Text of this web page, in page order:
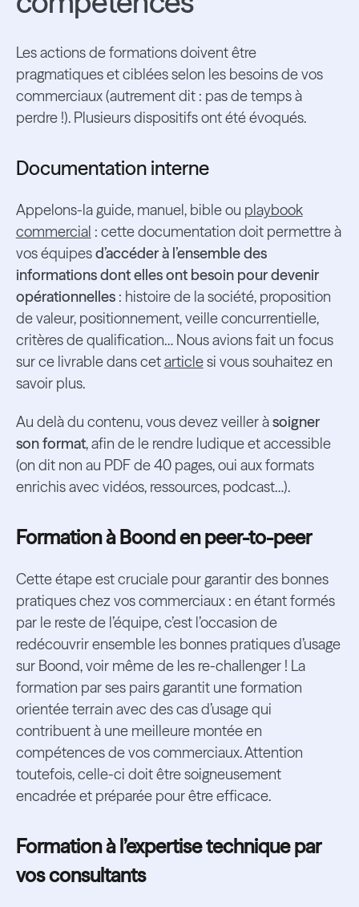
Les actions de formations doivent être
pragmatiques et ciblées selon les besoins de vos
commerciaux (autrement dit : pas de temps à
perdre !). Plusieurs dispositifs ont été évoqués.
Documentation interne
Appelons-la guide, manuel, bible ou playbook
commercial : cette documentation doit permettre à
vos équipesd’accéder à l’ensemble des
informations dont elles ont besoin pour devenir
opérationnelles: histoire de la société, proposition
de valeur, positionnement, veille concurrentielle,
critères de qualification… Nous avions fait un focus
sur ce livrable dans cetarticlesi vous souhaitez en
savoir plus.
Au delà du contenu, vous devez veiller àsoigner
son format, afin de le rendre ludique et accessible
(on dit non au PDF de 40 pages, oui aux formats
enrichis avec vidéos, ressources, podcast…).
Formation à Boond en peer-to-peer
Cette étape est cruciale pour garantir des bonnes
pratiques chez vos commerciaux : en étant formés
par le reste de l’équipe, c’est l’occasion de
redécouvrir ensemble les bonnes pratiques d’usage
sur Boond, voir même de les re-challenger ! La
formation par ses pairs garantit une formation
orientée terrain avec des cas d’usage qui
contribuent à une meilleure montée en
compétences de vos commerciaux. Attention
toutefois, celle-ci doit être soigneusement
encadrée et préparée pour être efficace.
Formation à l’expertise technique par
vos consultants